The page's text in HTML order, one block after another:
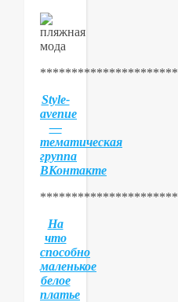
Style-
avenue
—
тематическая
группа
ВКонтакте
На
что
способно
маленькое
белое
платье